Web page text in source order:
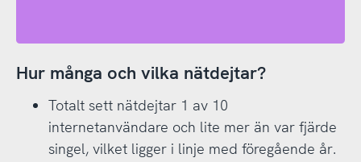
Hur många och vilka nätdejtar?
Totalt sett nätdejtar 1 av 10
internetanvändare och lite mer än var fjärde
singel, vilket ligger i linje med föregående år.